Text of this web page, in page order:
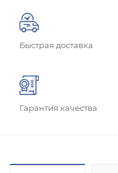
Быстрая доставка
Гарантия качества